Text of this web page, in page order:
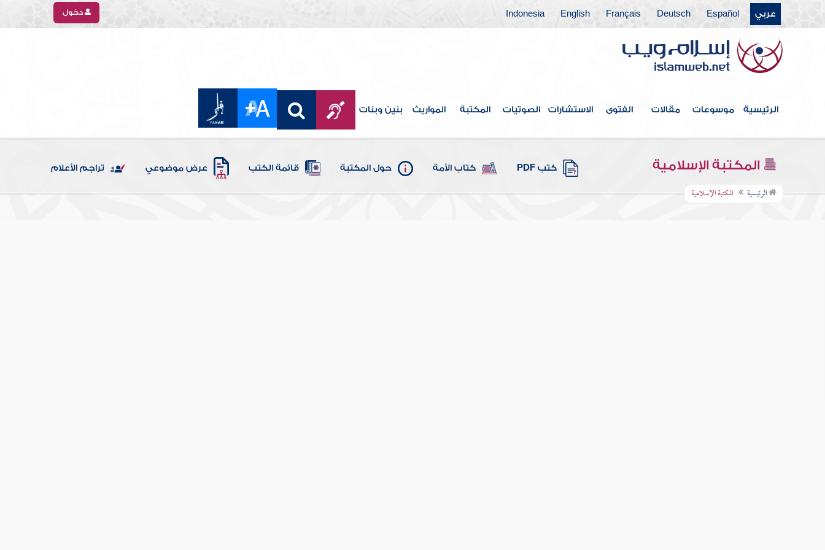
عربي Español
Deutsch
Français
English
Indonesia دخول
الرئيسية موسوعات مقالات الفتوى الاستشارات الصوتيات المكتبة المواريث بنين وبنات
المكتبة الإسلامية كتب PDF كتاب الأمة حول المكتبة قائمة الكتب عرض موضوعي تراجم الأعلام
الرئيسية المكتبة الإسلامية